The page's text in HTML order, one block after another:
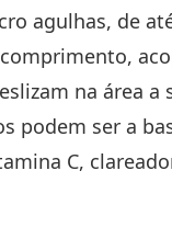
agulhas, de
na área a
podem ser a
C,